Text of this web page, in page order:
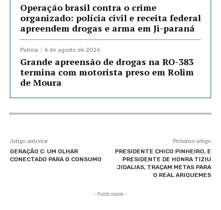
Operação brasil contra o crime
organizado: polícia civil e receita federal
apreendem drogas e arma em Ji-paraná
Policia 6 de agosto de 2026
Grande apreensão de drogas na RO-383
termina com motorista preso em Rolim
de Moura
Artigo anterior
GERAÇÃO C: UM OLHAR
CONECTADO PARA O CONSUMO
Próximo artigo
PRESIDENTE CHICO PINHEIRO, E
PRESIDENTE DE HONRA TIZIU
JIDALIAS, TRAÇAM METAS PARA
O REAL ARIQUEMES
- Publicidade -